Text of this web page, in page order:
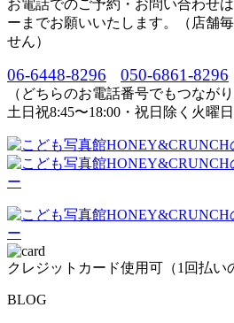
お電話でのご予約・お問い合わせ
ーまでお願いいたします。（店舗
せん）
06-6448-8296 050-6861-8296
（どちらのお電話番号でもつなが
土日祝8:45〜18:00・祝日除く火曜日
クレジットカード使用可（1回払い
BLOG